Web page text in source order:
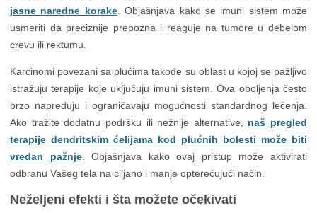
jasne naredne korake. Objašnjava kako se imuni sistem može
usmeriti da preciznije prepozna i reaguje na tumore u debelom
crevu ili rektumu.
Karcinomi povezani sa plućima takođe su oblast u kojoj se pažljivo
istražuju terapije koje uključuju imuni sistem. Ova oboljenja često
brzo napreduju i ograničavaju mogućnosti standardnog lečenja.
Ako tražite dodatnu podršku ili nežnije alternative, naš pregled
terapije dendritskim ćelijama kod plućnih bolesti može biti
vredan pažnje. Objašnjava kako ovaj pristup može aktivirati
odbranu Vašeg tela na ciljano i manje opterećujući način.
Neželjeni efekti i šta možete očekivati